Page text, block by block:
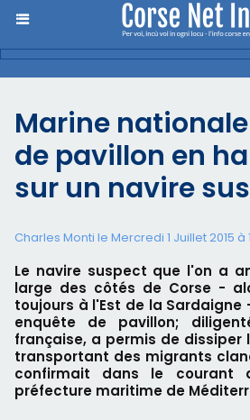
Marine
de pavillon en
sur un navire
Charles Monti le Mercredi 1 Juillet 2015 à
Le navire suspect que l'on a
large des côtés de Corse -
toujours à l'Est de la
enquête de pavillon;
française, a permis de dissiper
transportant des migrants
confirmait dans le courant
préfecture maritime de